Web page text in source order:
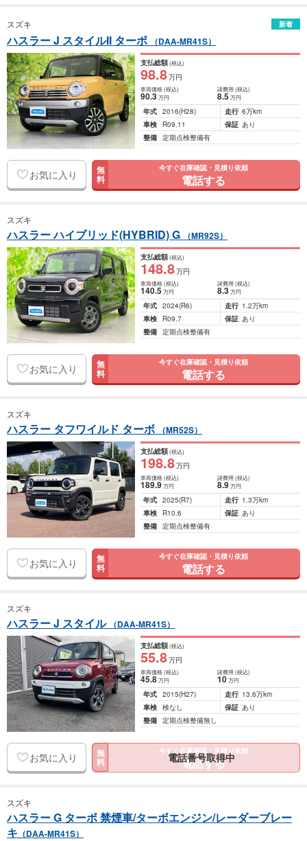
スズキ 新着
ハスラー J スタイルII ターボ （DAA-MR41S）
支払総額(税込)
98.8万円
車両価格(税込)
90.3万円
諸費用 (税込)
8.5 万円
年式 2016(H28) 走行 6万km
車検
R09.11 保証 あり
整備 定期点検整備有
お気に入り 無
料
今すぐ在庫確認・見積り依頼
電話する
スズキ
ハスラー ハイブリッド(HYBRID) G （MR92S）
支払総額(税込)
148.8万円
車両価格(税込)
140.5万円
諸費用 (税込)
8.3 万円
年式 2024(R6) 走行 1.2万km
車検
R09.7 保証 あり
整備 定期点検整備有
お気に入り 無
料
今すぐ在庫確認・見積り依頼
電話する
スズキ
ハスラー タフワイルド ターボ （MR52S）
支払総額(税込)
198.8万円
車両価格(税込)
189.9万円
諸費用 (税込)
8.9 万円
年式 2025(R7) 走行 1.3万km
車検
R10.6 保証 あり
整備 定期点検整備有
お気に入り 無
料
今すぐ在庫確認・見積り依頼
電話する
スズキ
ハスラー J スタイル （DAA-MR41S）
支払総額(税込)
55.8万円
車両価格(税込)
45.8万円
諸費用 (税込)
10 万円
年式 2015(H27) 走行 13.6万km
車検 検なし 保証 あり
整備 定期点検整備無し
お気に入り 無
料
今すぐ在庫確認・見積り依頼
電話する
スズキ
ハスラー G ターボ 禁煙車/ターボエンジン/レーダーブレー
キ （DAA-MR41S）